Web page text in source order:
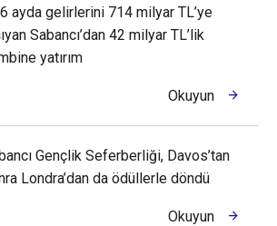
ayda gelirlerini 714 milyar TL’ye
Sabancı’dan 42 milyar TL’lik
yatırım
Okuyun
Gençlik Seferberliği, Davos’tan
Londra’dan da ödüllerle döndü
Okuyun